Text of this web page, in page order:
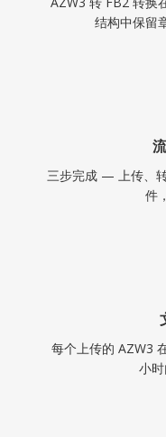
结构中保留
三步完成 — 上传、
件
每个上传的 AZW3
小时